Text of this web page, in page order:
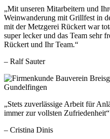
„Mit unseren Mitarbeitern und
Weinwanderung mit Grillfest in
mit der Metzgerei Rückert war
super lecker und das Team sehr
Rückert und Ihr Team.“
– Ralf Sauter
„Stets zuverlässige Arbeit für
immer zur vollsten Zufriedenheit“
– Cristina Dinis